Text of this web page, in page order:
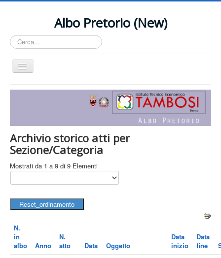
Albo Pretorio (New)
Cerca...
Cambia
navigazione
Home
Archivio storico atti per
Sezione/Categoria
Mostrati da 1 a 9 di 9 Elementi
N.
in
albo
Anno
N.
atto
Data Oggetto
Data
inizio
Data
fine